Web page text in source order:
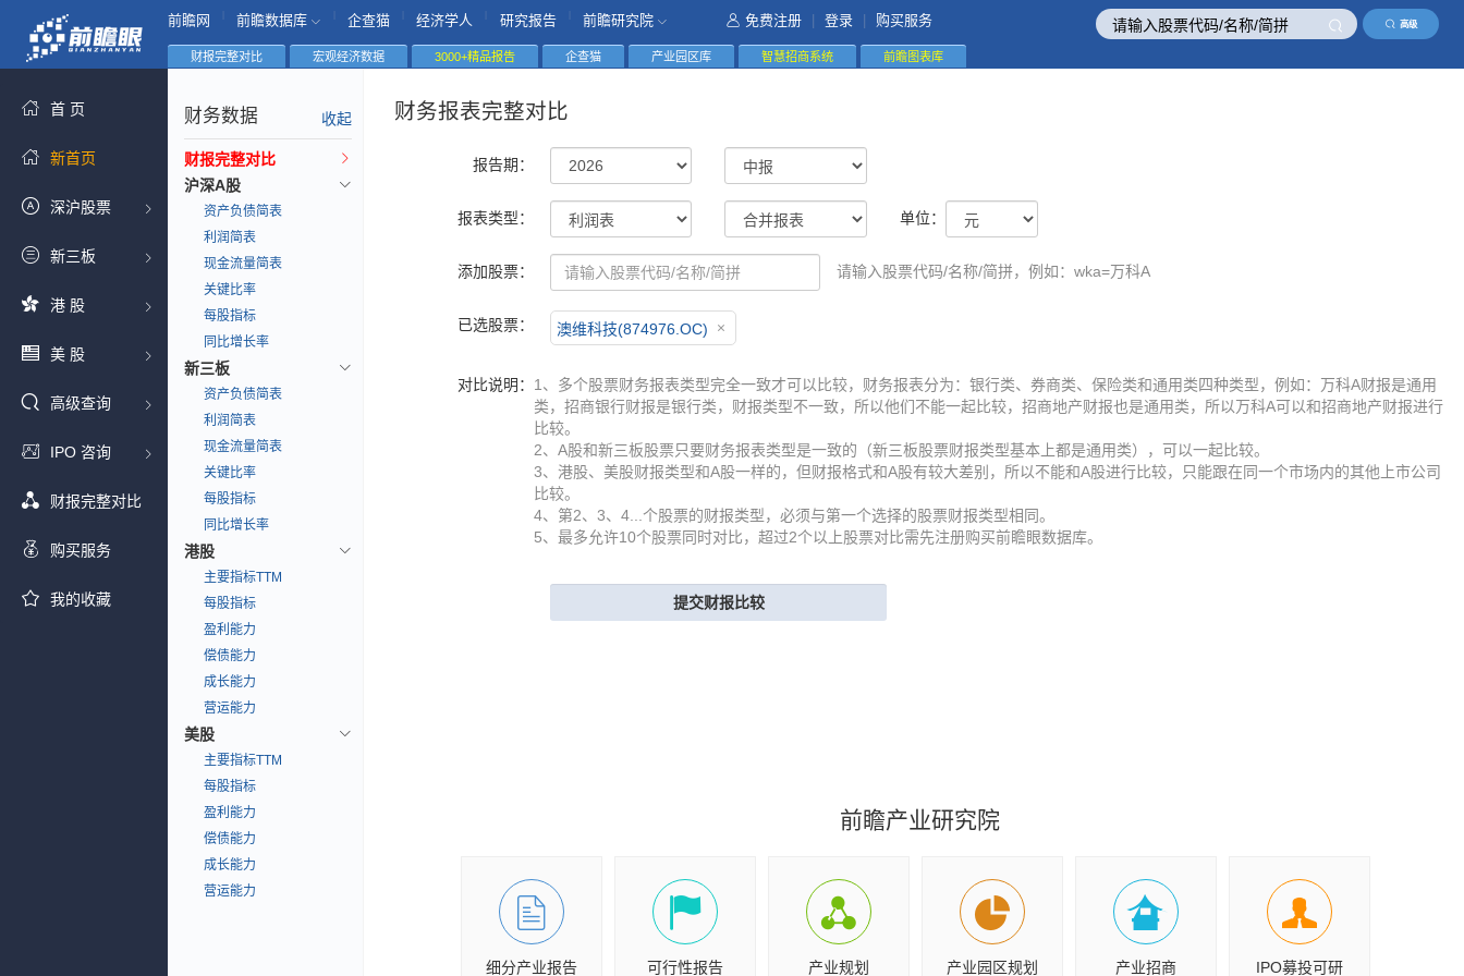
高级
前瞻网 前瞻数据库 企查猫 经济学人 研究报告 前瞻研究院 免费注册 登录 购买服务
首 页
新首页
深沪股票
新三板
港 股
美 股
高级查询
IPO 咨询
财报完整对比
购买服务
我的收藏
财报完整对比 宏观经济数据 3000+精品报告 企查猫 产业园区库 智慧招商系统 前瞻图表库
财务数据 收起
财报完整对比
沪深A股
资产负债简表
利润简表
现金流量简表
关键比率
每股指标
同比增长率
新三板
资产负债简表
利润简表
现金流量简表
关键比率
每股指标
同比增长率
港股
主要指标TTM
每股指标
盈利能力
偿债能力
成长能力
营运能力
美股
主要指标TTM
每股指标
盈利能力
偿债能力
成长能力
营运能力
财务报表完整对比
报告期：
报表类型： 单位：
添加股票： 请输入股票代码/名称/简拼，例如：wka=万科A
已选股票： 澳维科技(874976.OC)
对比说明： 1、多个股票财务报表类型完全一致才可以比较，财务报表分为：银行类、券商类、保险类和通用类四种类型，例如：万科A财报是通用
类，招商银行财报是银行类，财报类型不一致，所以他们不能一起比较，招商地产财报也是通用类，所以万科A可以和招商地产财报进行
比较。
2、A股和新三板股票只要财务报表类型是一致的（新三板股票财报类型基本上都是通用类），可以一起比较。
3、港股、美股财报类型和A股一样的，但财报格式和A股有较大差别，所以不能和A股进行比较，只能跟在同一个市场内的其他上市公司
比较。
4、第2、3、4...个股票的财报类型，必须与第一个选择的股票财报类型相同。
5、最多允许10个股票同时对比，超过2个以上股票对比需先注册购买前瞻眼数据库。
前瞻产业研究院
细分产业报告 可行性报告 产业规划 产业园区规划 产业招商 IPO募投可研